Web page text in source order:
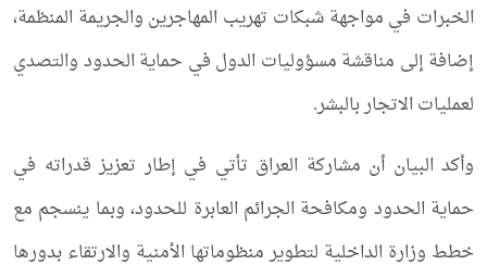
الخبرات في مواجهة شبكات تهريب المهاجرين والجريمة المنظمة،
إضافة إلى مناقشة مسؤوليات الدول في حماية الحدود والتصدي
لعمليات الاتجار بالبشر.
وأكد البيان أن مشاركة العراق تأتي في إطار تعزيز قدراته في
حماية الحدود ومكافحة الجرائم العابرة للحدود، وبما ينسجم مع
خطط وزارة الداخلية لتطوير منظوماتها الأمنية والارتقاء بدورها